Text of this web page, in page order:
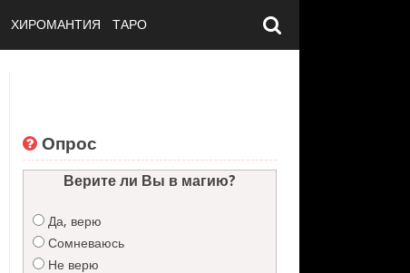
ХИРОМАНТИЯ ТАРО
Опрос
Верите ли Вы в магию?
Да, верю
Сомневаюсь
Не верю